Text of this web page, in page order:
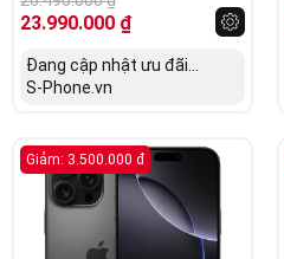
23.990.000 ₫
Đang cập nhật ưu đãi...
S-Phone.vn
Giảm: 3.500.000 đ